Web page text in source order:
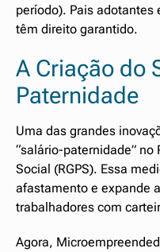
período). Pais adotantes
têm direito garantido.
A Criação do
Paternidade
Uma das grandes
“salário-paternidade” no
Social (RGPS). Essa
afastamento e expande
trabalhadores com
Agora,